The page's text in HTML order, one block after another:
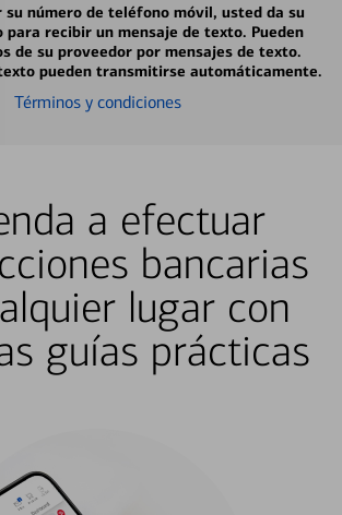
su número de teléfono móvil, usted da su
para recibir un mensaje de texto. Pueden
de su proveedor por mensajes de texto.
pueden transmitirse automáticamente.
Términos y condiciones
a efectuar
bancarias
lugar con
guías prácticas